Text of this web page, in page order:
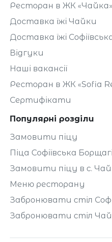
Ресторан в ЖК «Чайка»
Доставка їжі Чайки
Доставка їжі
Відгуки
Наші вакансії
Ресторан в ЖК «Sofia
Сертифікати
Популярні розділи
Замовити піцу
Піца Софіївська
Замовити піцу в с.
Меню ресторану
Забронювати стіл
Забронювати стіл